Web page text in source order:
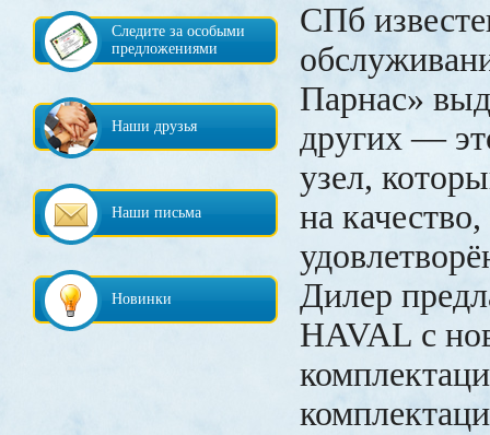
Следите за особыми
предложениями
Наши друзья
Наши письма
Новинки
СПб
Парнас»
других —
узел,
на
Дилер
HAVAL с